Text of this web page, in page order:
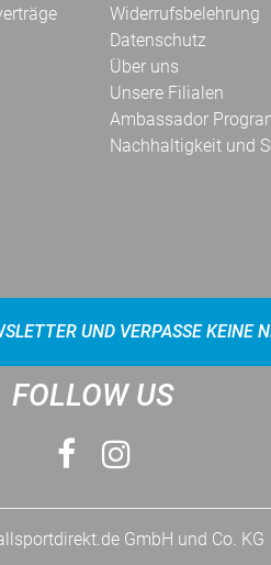
Widerrufsbelehrung
Datenschutz
Über uns
Unsere Filialen
Ambassador
Nachhaltigkeit und
UND VERPASSE KEINE
FOLLOW US
GmbH und Co. KG